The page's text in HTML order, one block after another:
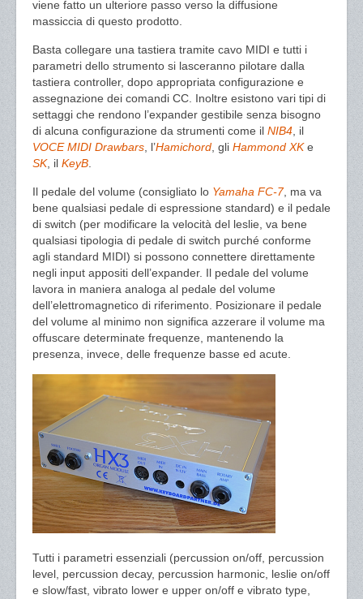
viene fatto un ulteriore passo verso la diffusione
massiccia di questo prodotto.
Basta collegare una tastiera tramite cavo MIDI e tutti i
parametri dello strumento si lasceranno pilotare dalla
tastiera controller, dopo appropriata configurazione e
assegnazione dei comandi CC. Inoltre esistono vari tipi di
settaggi che rendono l’expander gestibile senza bisogno
di alcuna configurazione da strumenti come il NIB4 , il
VOCE MIDI Drawbars , l’Hamichord , gli Hammond XKe
SK, il KeyB
Il pedale del volume (consigliato lo Yamaha FC-7, ma va
bene qualsiasi pedale di espressione standard) e il pedale
di switch (per modificare la velocità del leslie, va bene
qualsiasi tipologia di pedale di switch purché conforme
agli standard MIDI) si possono connettere direttamente
negli input appositi dell’expander. Il pedale del volume
lavora in maniera analoga al pedale del volume
dell’elettromagnetico di riferimento. Posizionare il pedale
del volume al minimo non significa azzerare il volume ma
offuscare determinate frequenze, mantenendo la
presenza, invece, delle frequenze basse ed acute.
Tutti i parametri essenziali (percussion on/off, percussion
level, percussion decay, percussion harmonic, leslie on/off
e slow/fast, vibrato lower e upper on/off e vibrato type,